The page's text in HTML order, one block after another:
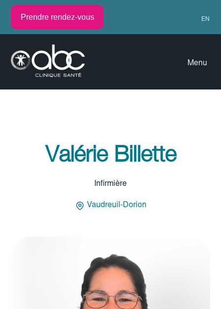
Prendre rendez-vous EN
Menu
Valérie Billette
Infirmière
Vaudreuil-Dorion